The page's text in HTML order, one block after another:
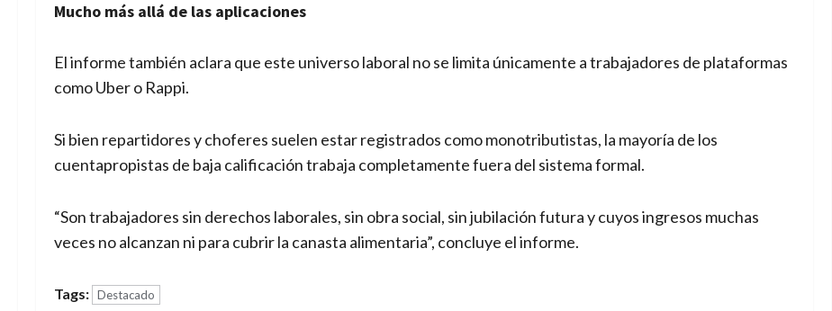
Mucho más allá de las aplicaciones
El informe también aclara que este universo laboral no se limita únicamente a trabajadores de plataformas
como Uber o Rappi.
Si bien repartidores y choferes suelen estar registrados como monotributistas, la mayoría de los
cuentapropistas de baja calificación trabaja completamente fuera del sistema formal.
“Son trabajadores sin derechos laborales, sin obra social, sin jubilación futura y cuyos ingresos muchas
veces no alcanzan ni para cubrir la canasta alimentaria”, concluye el informe.
Tags: Destacado